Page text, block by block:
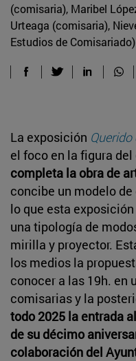
(comisaria), Maribel
Urteaga (comisaria),
Estudios de
La exposición
el foco en la figura del
completa la obra de
concibe un modelo
lo que esta exposición
una tipología de
mirilla y proyector.
los medios la
conocer a las 19h. en
comisarias y la
todo 2025 la entrada
de su décimo
colaboración del